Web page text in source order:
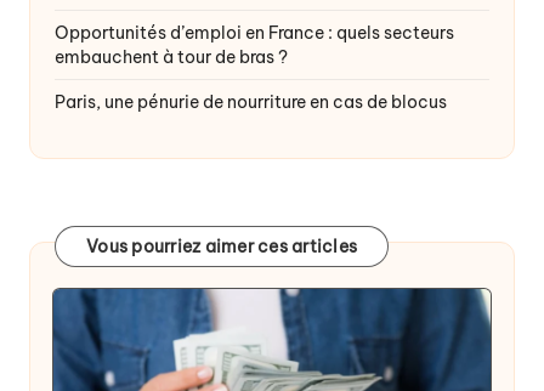
Opportunités d’emploi en France : quels secteurs
embauchent à tour de bras ?
Paris, une pénurie de nourriture en cas de blocus
Vous pourriez aimer ces articles